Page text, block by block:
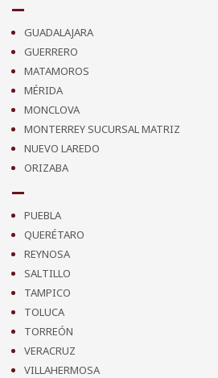
GUADALAJARA
GUERRERO
MATAMOROS
MÉRIDA
MONCLOVA
MONTERREY SUCURSAL MATRIZ
NUEVO LAREDO
ORIZABA
PUEBLA
QUERÉTARO
REYNOSA
SALTILLO
TAMPICO
TOLUCA
TORREÓN
VERACRUZ
VILLAHERMOSA